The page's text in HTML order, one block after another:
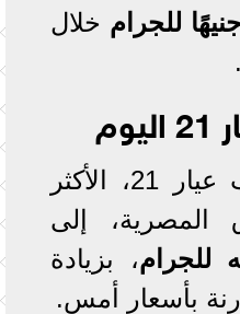
خلال
صعد سعر الذهب عيار 21، الأكثر
المصرية، إلى
، بزيادة